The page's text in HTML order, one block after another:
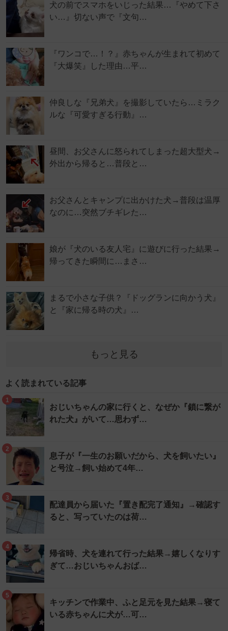
犬の前でスマホをいじった結果…『やめて下さ
い…』切ない声で『文句…
『ワンコで…！？』赤ちゃんが生まれて初めて
『大爆笑』した理由…平…
仲良しな『兄弟犬』を撮影していたら…ミラク
ルな『可愛すぎる行動』…
昼間、お父さんに怒られてしまった超大型犬→
外出から帰ると…普段と…
お父さんとキャンプに出かけた犬→普段は温厚
なのに…突然ブチギレた…
娘が『犬のいる友人宅』に遊びに行った結果→
帰ってきた瞬間に…まさ…
まるで小さな子供？『ドッグランに向かう犬』
と『家に帰る時の犬』…
もっと見る
よく読まれている記事
1
おじいちゃんの家に行くと、なぜか『鎖に繋が
れた犬』がいて…思わず…
2
息子が『一生のお願いだから、犬を飼いたい』
と号泣→飼い始めて4年…
3
配達員から届いた『置き配完了通知』→確認す
ると、写っていたのは荷…
4
帰省時、犬を連れて行った結果→嬉しくなりす
ぎて…おじいちゃんおば…
5
キッチンで作業中、ふと足元を見た結果→寝て
いる赤ちゃんに犬が…可…